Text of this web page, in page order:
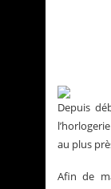
Depuis
au plus
Afin de